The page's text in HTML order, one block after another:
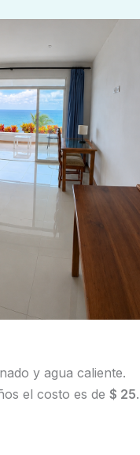
y agua caliente.
el costo es de $ 25.